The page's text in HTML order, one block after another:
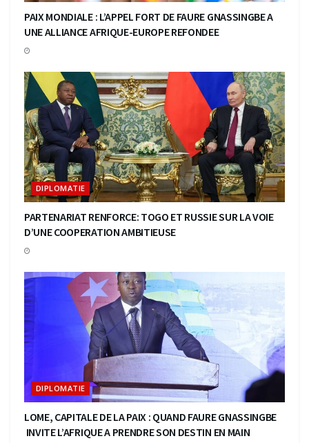
PAIX MONDIALE : L’APPEL FORT DE FAURE GNASSINGBE A
UNE ALLIANCE AFRIQUE-EUROPE REFONDEE
DIPLOMATIE
PARTENARIAT RENFORCE: TOGO ET RUSSIE SUR LA VOIE
D’UNE COOPERATION AMBITIEUSE
DIPLOMATIE
LOME, CAPITALE DE LA PAIX : QUAND FAURE GNASSINGBE
INVITE L’AFRIQUE A PRENDRE SON DESTIN EN MAIN